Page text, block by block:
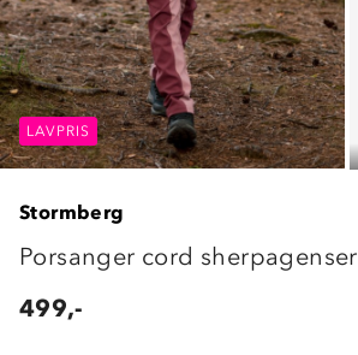
LAVPRIS
LAVPRIS
Stormberg
Porsanger cord sherpagenser
499,-